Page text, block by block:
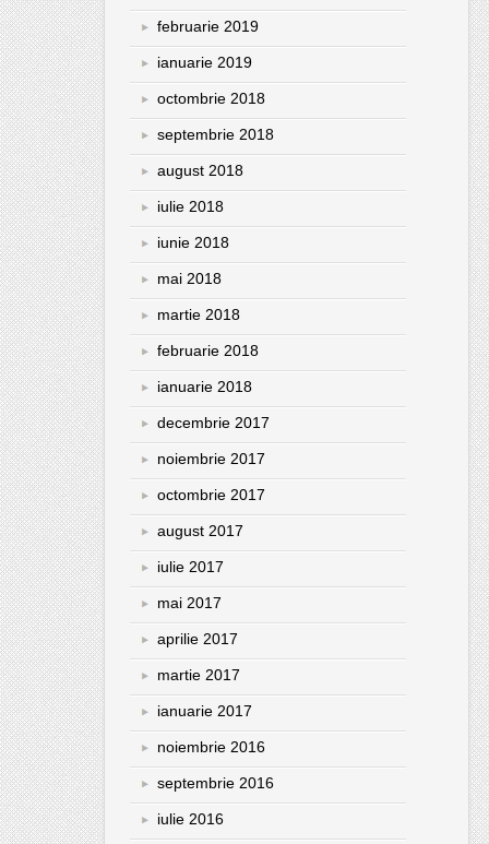
februarie 2019
ianuarie 2019
octombrie 2018
septembrie 2018
august 2018
iulie 2018
iunie 2018
mai 2018
martie 2018
februarie 2018
ianuarie 2018
decembrie 2017
noiembrie 2017
octombrie 2017
august 2017
iulie 2017
mai 2017
aprilie 2017
martie 2017
ianuarie 2017
noiembrie 2016
septembrie 2016
iulie 2016